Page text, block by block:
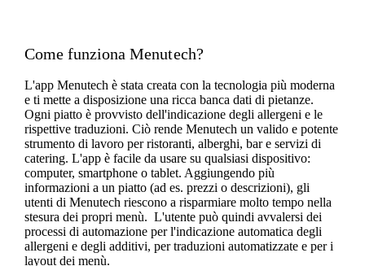
Come funziona Menutech?
L'app Menutech è stata creata con la tecnologia più moderna
e ti mette a disposizione una ricca banca dati di pietanze.
Ogni piatto è provvisto dell'indicazione degli allergeni e le
rispettive traduzioni. Ciò rende Menutech un valido e potente
strumento di lavoro per ristoranti, alberghi, bar e servizi di
catering. L'app è facile da usare su qualsiasi dispositivo:
computer, smartphone o tablet. Aggiungendo più
informazioni a un piatto (ad es. prezzi o descrizioni), gli
utenti di Menutech riescono a risparmiare molto tempo nella
stesura dei propri menù. L'utente può quindi avvalersi dei
processi di automazione per l'indicazione automatica degli
allergeni e degli additivi, per traduzioni automatizzate e per i
layout dei menù.